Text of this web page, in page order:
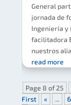
General
jornada de
Ingeniería y
facilitadora
nuestros
read more
Page 8 of 25
First
« ... 6